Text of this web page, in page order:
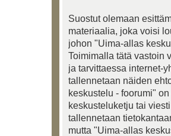
Suostut olemaan
materiaalia, joka voisi
johon "Uima-allas
Toimimalla tätä vastoin
ja tarvittaessa internet-
tallennetaan näiden
keskustelu - foorumi"
keskusteluketju tai
tallennetaan
mutta "Uima-allas